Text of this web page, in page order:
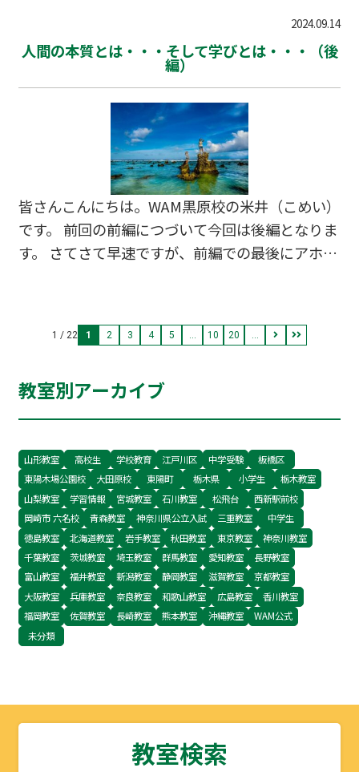
れる気がしております。 ということで、今回はそ
んな蚊について書いてみようと思います。 これ
皆さんは「人間を最も死に追いやっている生物が
なにか」ご存知でしょうか。 この流れならおわか
りかとは思いますが、そうです！「蚊」なんです
よね。 そんな「蚊」についてなのですが、割とま
だまだよくわかっていないことも多いみたいです
ね。 何年か前に、日本の高校生が蚊にかまれや…
2024.09.14
人間の本質とは・・・そして学びとは・・・（後
編）
皆さんこんにちは。WAM黒原校の米井（こめい）
です。 前回の前編につづいて今回は後編となりま
す。 さてさて早速ですが、前編での最後にアホウ
でない方もいらっしゃるかと思います。 アホウド
リというのは絶滅の危機に瀕したことで有名な鳥
10年程度）の中ではかなりの長寿で30年から長け
れば50年近く生きることもあるそうです。 ではな
う？？ それは、名前の由来ともなっている「警戒
心の薄さ」ゆえに人間に乱獲されちゃったからな
んですね…
1 / 22 1 2 3 4 5 ... 10 20 ...
教室別アーカイブ
山形教室 高校生 学校教育 江戸川区 中学受験
板橋区
東陽木場公園校
大田原校 東陽町 栃木県 小学生
栃木教室
山梨教室
学習情報 宮城教室 石川教室 松飛台
西新駅前校
岡崎市 六名校
青森教室 神奈川県公立入試 三重教室
中学生
徳島教室
北海道教室 岩手教室 秋田教室 東京教室
神奈川教室
千葉教室
茨城教室 埼玉教室 群馬教室 愛知教室
長野教室
富山教室
福井教室 新潟教室 静岡教室 滋賀教室
京都教室
大阪教室
兵庫教室 奈良教室 和歌山教室 広島教室
香川教室
福岡教室
佐賀教室 長崎教室 熊本教室 沖縄教室
WAM公式
未分類
教室検索